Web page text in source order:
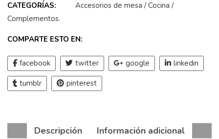
CATEGORÍAS: Accesorios de mesa /Cocina /
Complementos.
COMPARTE ESTO EN:
facebook twitter google linkedin
tumblr pinterest
Descripción Información adicional